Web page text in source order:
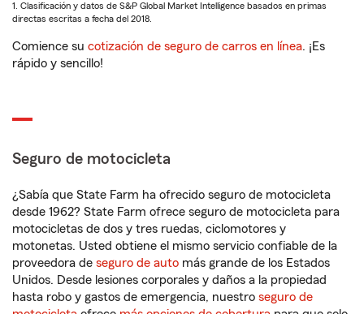
1. Clasificación y datos de S&P Global Market Intelligence basados en primas
directas escritas a fecha del 2018.
Comience su cotización de seguro de carros en línea. ¡Es
rápido y sencillo!
Seguro de motocicleta
¿Sabía que State Farm ha ofrecido seguro de motocicleta
desde 1962? State Farm ofrece seguro de motocicleta para
motocicletas de dos y tres ruedas, ciclomotores y
motonetas. Usted obtiene el mismo servicio confiable de la
proveedora de seguro de auto más grande de los Estados
Unidos. Desde lesiones corporales y daños a la propiedad
hasta robo y gastos de emergencia, nuestro seguro de